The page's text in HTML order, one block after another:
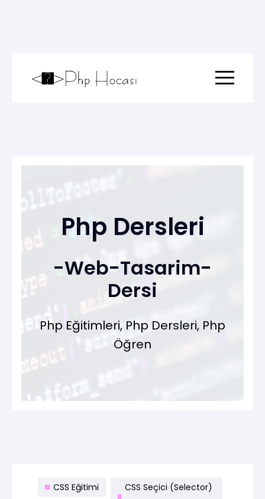
Menu
Php Dersleri
-Web-Tasarim-
Dersi
Php Eğitimleri, Php Dersleri, Php
Öğren
CSS Eğitimi
CSS Seçici (Selector)